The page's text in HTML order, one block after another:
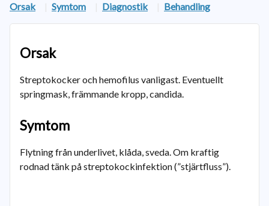
Orsak | Symtom | Diagnostik | Behandling
Orsak
Streptokocker och hemofilus vanligast. Eventuellt
springmask, främmande kropp, candida.
Symtom
Flytning från underlivet, klåda, sveda. Om kraftig
rodnad tänk på streptokockinfektion (”stjärtfluss”).